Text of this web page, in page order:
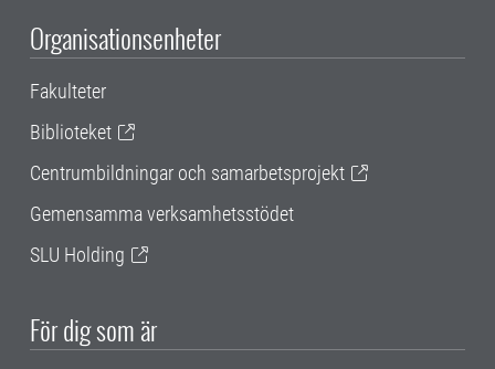
Organisationsenheter
Fakulteter
Biblioteket
Centrumbildningar och samarbetsprojekt
Gemensamma verksamhetsstödet
SLU Holding
För dig som är